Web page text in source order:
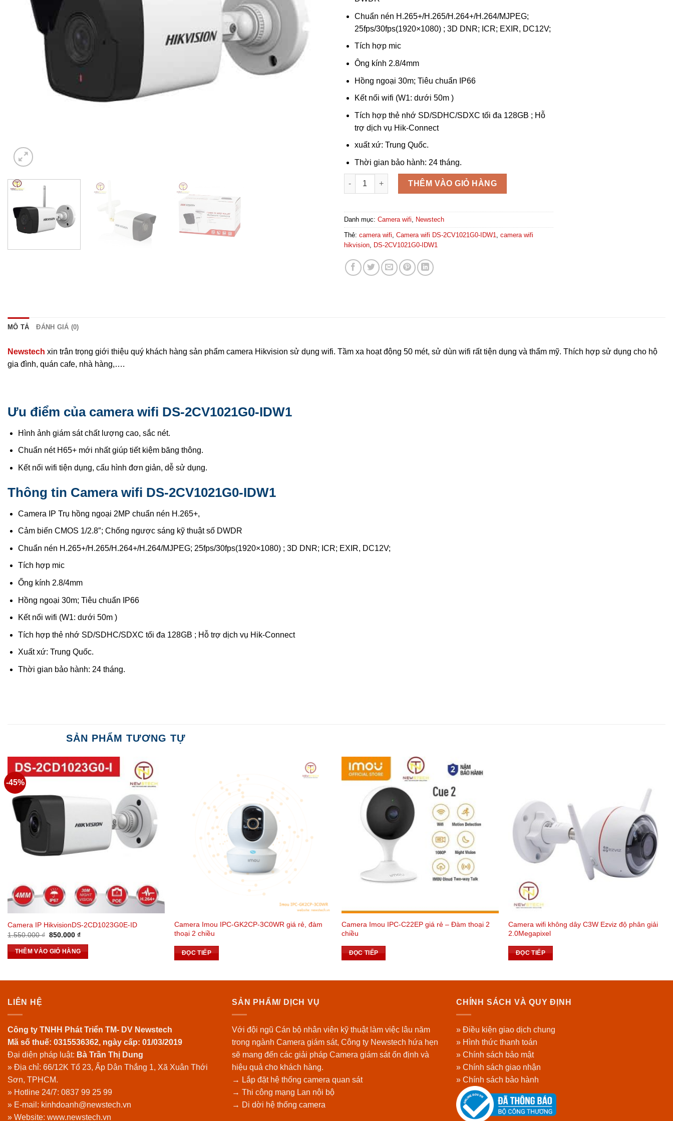
Chuẩn nén H.265+/H.265/H.264+/H.264/MJPEG;
25fps/30fps(1920×1080) ; 3D DNR; ICR; EXIR, DC12V;
Tích hợp mic
Ông kính 2.8/4mm
Hồng ngoại 30m; Tiêu chuẩn IP66
Kết nối wifi (W1: dưới 50m )
Tích hợp thẻ nhớ SD/SDHC/SDXC tối đa 128GB ; Hỗ
trợ dịch vụ Hik-Connect
xuất xứ: Trung Quốc.
Thời gian bảo hành: 24 tháng.
Camera wifi HikVision DS-2CV1021G0-IDW1 số lượng
THÊM VÀO GIỎ HÀNG
Danh mục: Camera wifi, Newstech
Thẻ: camera wifi, Camera wifi DS-2CV1021G0-IDW1, camera wifi
hikvision, DS-2CV1021G0-IDW1
MÔ TẢ ĐÁNH GIÁ (0)
Newstech xin trân trọng giới thiệu quý khách hàng sản phẩm camera Hikvision sử dụng wifi. Tầm xa hoạt động 50 mét, sử dùn wifi rất tiện dụng và thẩm mỹ. Thích hợp sử dụng cho hộ
gia đình, quán cafe, nhà hàng,….
Ưu điểm của camera wifi DS-2CV1021G0-IDW1
Hình ảnh giám sát chất lượng cao, sắc nét.
Chuẩn nét H65+ mới nhất giúp tiết kiệm băng thông.
Kết nối wifi tiện dụng, cấu hình đơn giản, dễ sử dụng.
Thông tin Camera wifi DS-2CV1021G0-IDW1
Camera IP Trụ hồng ngoại 2MP chuẩn nén H.265+,
Cảm biến CMOS 1/2.8″; Chống ngược sáng kỹ thuật số DWDR
Chuẩn nén H.265+/H.265/H.264+/H.264/MJPEG; 25fps/30fps(1920×1080) ; 3D DNR; ICR; EXIR, DC12V;
Tích hợp mic
Ống kính 2.8/4mm
Hồng ngoại 30m; Tiêu chuẩn IP66
Kết nối wifi (W1: dưới 50m )
Tích hợp thẻ nhớ SD/SDHC/SDXC tối đa 128GB ; Hỗ trợ dịch vụ Hik-Connect
Xuất xứ: Trung Quốc.
Thời gian bảo hành: 24 tháng.
SẢN PHẨM TƯƠNG TỰ
-45%
Camera IP HikvisionDS-2CD1023G0E-ID
1.550.000₫ Giá
là:
1.550.000 ₫.
850.000₫Giá
tại
là:
THÊM VÀO GIỎ HÀNG
Camera Imou IPC-GK2CP-3C0WR giá rẻ, đàm
thoại 2 chiều
ĐỌC TIẾP
Camera Imou IPC-C22EP giá rẻ – Đàm thoại 2
chiều
ĐỌC TIẾP
Camera wifi không dây C3W Ezviz độ phân giải
2.0Megapixel
ĐỌC TIẾP
LIÊN HỆ
Công ty TNHH Phát Triển TM- DV Newstech
Mã số thuế: 0315536362, ngày cấp: 01/03/2019
Đại diện pháp luật: Bà Trần Thị Dung
» Địa chỉ: 66/12K Tổ 23, Ấp Dân Thắng 1, Xã Xuân Thới
Sơn, TPHCM.
» Hotline 24/7: 0837 99 25 99
» E-mail: kinhdoanh@newstech.vn
» Website: www.newstech.vn
SẢN PHẨM/ DỊCH VỤ
Với đội ngũ Cán bộ nhân viên kỹ thuật làm việc lâu năm
trong ngành Camera giám sát, Công ty Newstech hứa hẹn
sẽ mang đến các giải pháp Camera giám sát ổn định và
hiệu quả cho khách hàng.
→ Lắp đặt hệ thống camera quan sát
→ Thi công mạng Lan nội bộ
→ Di dời hệ thống camera
CHÍNH SÁCH VÀ QUY ĐỊNH
» Điều kiện giao dịch chung
» Hình thức thanh toán
» Chính sách bảo mật
» Chính sách giao nhận
» Chính sách bảo hành